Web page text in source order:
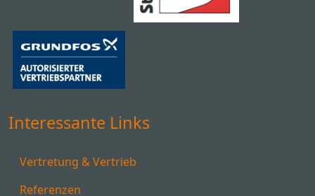
Interessante Links
Vertretung & Vertrieb
Referenzen